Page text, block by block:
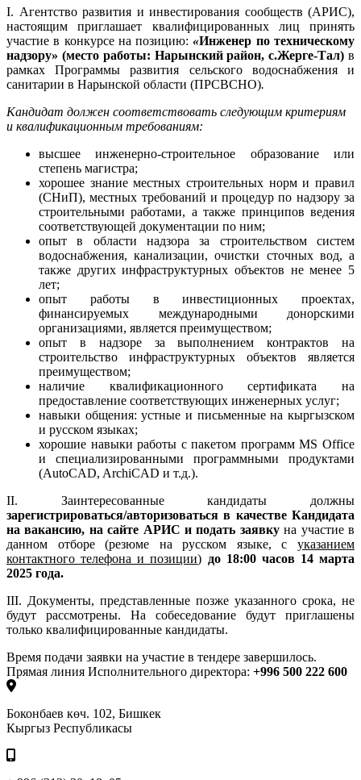
I. Агентство развития и инвестирования сообществ (АРИС),
настоящим приглашает квалифицированных лиц принять
участие в конкурсе на позицию: «Инженер по техническому
надзору» (место работы: Нарынский район, с.Жерге-Тал) в
рамках Программы развития сельского водоснабжения и
санитарии в Нарынской области (ПРСВСНО).
Кандидат должен соответствовать следующим критериям
и квалификационным требованиям:
высшее инженерно-строительное образование или
степень магистра;
хорошее знание местных строительных норм и правил
(СНиП), местных требований и процедур по надзору за
строительными работами, а также принципов ведения
соответствующей документации по ним;
опыт в области надзора за строительством систем
водоснабжения, канализации, очистки сточных вод, а
также других инфраструктурных объектов не менее 5
лет;
опыт работы в инвестиционных проектах,
финансируемых международными донорскими
организациями, является преимуществом;
опыт в надзоре за выполнением контрактов на
строительство инфраструктурных объектов является
преимуществом;
наличие квалификационного сертификата на
предоставление соответствующих инженерных услуг;
навыки общения: устные и письменные на кыргызском
и русском языках;
хорошие навыки работы с пакетом программ MS Office
и специализированными программными продуктами
(AutoCAD, ArchiCAD и т.д.).
II. Заинтересованные кандидаты должны
зарегистрироваться/авторизоваться в качестве Кандидата
на вакансию, на сайте АРИС и подать заявкуна участие в
данном отборе (резюме на русском языке, с указанием
контактного телефона и позиции) до 18:00 часов 14 марта
2025 года.
III. Документы, представленные позже указанного срока, не
будут рассмотрены. На собеседование будут приглашены
только квалифицированные кандидаты.
Время подачи заявки на участие в тендере завершилось.
Прямая линия Исполнительного директора: +996 500 222 600
Боконбаев көч. 102, Бишкек
Кыргыз Республикасы